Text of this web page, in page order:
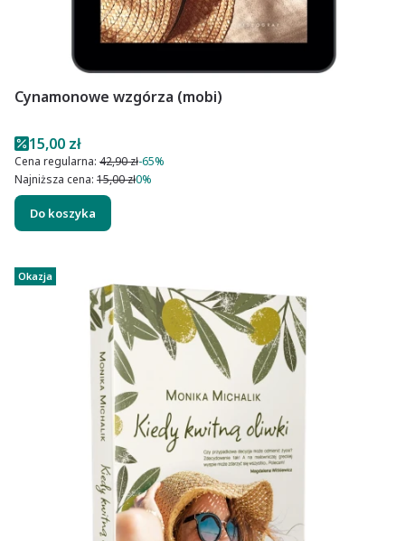
Cynamonowe wzgórza (mobi)
Cena promocyjna
15,00 zł
Cena regularna: 42,90 zł-65%
Najniższa cena: 15,00 zł0%
Do koszyka
Okazja